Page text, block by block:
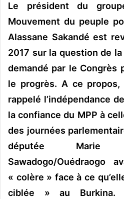
Le président du
Mouvement du peuple
Alassane Sakandé est
2017 sur la question de
demandé par le Congrès
le progrès. A ce propos,
rappelé l’indépendance
la confiance du MPP à
des journées
députée Marie
Sawadogo/Ouédraogo
« colère » face à ce
ciblée » au Burkina.